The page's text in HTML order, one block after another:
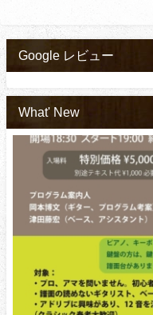
Google レビュー
What' New